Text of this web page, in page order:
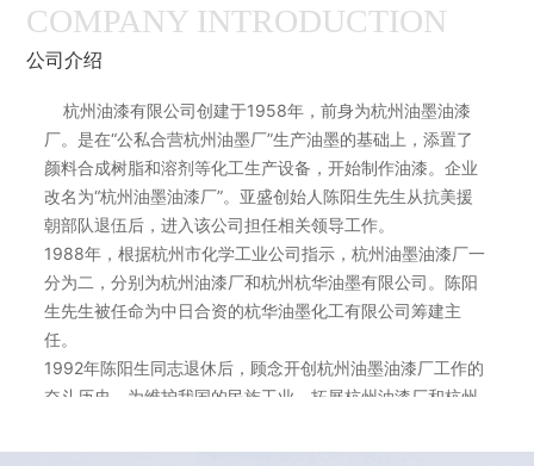
COMPANY INTRODUCTION
公司介绍
杭州油漆有限公司创建于1958年，前身为杭州油墨油漆
厂。是在“公私合营杭州油墨厂”生产油墨的基础上，添置了
颜料合成树脂和溶剂等化工生产设备，开始制作油漆。企业
改名为“杭州油墨油漆厂”。亚盛创始人陈阳生先生从抗美援
朝部队退伍后，进入该公司担任相关领导工作。
1988年，根据杭州市化学工业公司指示，杭州油墨油漆厂一
分为二，分别为杭州油漆厂和杭州杭华油墨有限公司。陈阳
生先生被任命为中日合资的杭华油墨化工有限公司筹建主
任。
1992年陈阳生同志退休后，顾念开创杭州油墨油漆厂工作的
奋斗历史，为维护我国的民族工业，拓展杭州油漆厂和杭州
创立了杭州亚盛物资有限公司。主要销售杭州“大桥牌油